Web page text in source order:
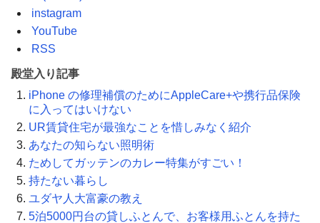
instagram
YouTube
RSS
殿堂入り記事
iPhone の修理補償のためにAppleCare+や携行品保険
に入ってはいけない
UR賃貸住宅が最強なことを惜しみなく紹介
あなたの知らない照明術
ためしてガッテンのカレー特集がすごい！
持たない暮らし
ユダヤ人大富豪の教え
5泊5000円台の貸しふとんで、お客様用ふとんを持た